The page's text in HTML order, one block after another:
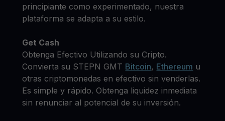
principiante como experimentado, nuestra
plataforma se adapta a su estilo.
Get Cash
Obtenga Efectivo Utilizando su Cripto.
Convierta su STEPN GMT Bitcoin, Ethereum u
otras criptomonedas en efectivo sin venderlas.
Es simple y rápido. Obtenga liquidez inmediata
sin renunciar al potencial de su inversión.